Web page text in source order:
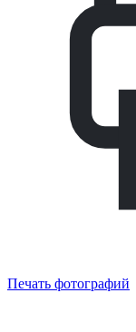
Печать фотографий